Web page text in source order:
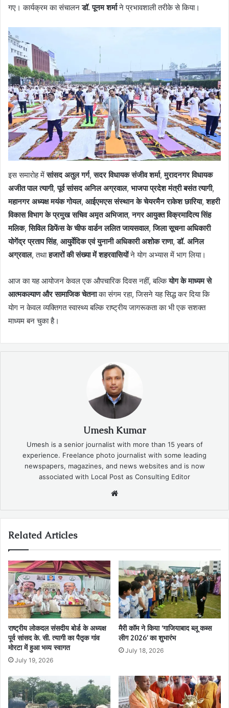
गए। कार्यक्रम का संचालनडॉ. पूनम शर्माने प्रभावशाली तरीके से किया।
इस समारोह मेंसांसद अतुल गर्ग,सदर विधायक संजीव शर्मा,मुरादनगर विधायक
अजीत पाल त्यागी,पूर्व सांसद अनिल अग्रवाल, भाजपा प्रदेश मंत्री बसंत त्यागी,
महानगर अध्यक्ष मयंक गोयल, आईएमएस संस्थान के चेयरमैन राकेश छारिया,शहरी
विकास विभाग के प्रमुख सचिव अमृत अभिजात,नगर आयुक्त विक्रमादित्य सिंह
मलिक,सिविल डिफेंस के चीफ वार्डन ललित जायसवाल,जिला सूचना अधिकारी
योगेंद्र प्रताप सिंह, आयुर्वेदिक एवं युनानी अधिकारी अशोक राणा,डॉ. अनिल
अग्रवाल, तथाहजारों की संख्या में शहरवासियोंने योग अभ्यास में भाग लिया।
आज का यह आयोजन केवल एक औपचारिक दिवस नहीं, बल्कियोग के माध्यम से
आत्मकल्याण और सामाजिक चेतनाका संगम रहा, जिसने यह सिद्ध कर दिया कि
योग न केवल व्यक्तिगत स्वास्थ्य बल्कि राष्ट्रीय जागरूकता का भी एक सशक्त
माध्यम बन चुका है।
Umesh Kumar
Umesh is a senior journalist with more than 15 years of
experience. Freelance photo journalist with some leading
newspapers, magazines, and news websites and is now
associated with Local Post as Consulting Editor
Related Articles
राष्ट्रीय लोकदल संसदीय बोर्ड के अध्यक्ष
पूर्व सांसद के. सी. त्यागी का पैतृक गांव
मोरटा में हुआ भव्य स्वागत
July 19, 2026
मैरी कॉम ने किया ‘गाजियाबाद ब्लू कब्स
लीग 2026’ का शुभारंभ
July 18, 2026